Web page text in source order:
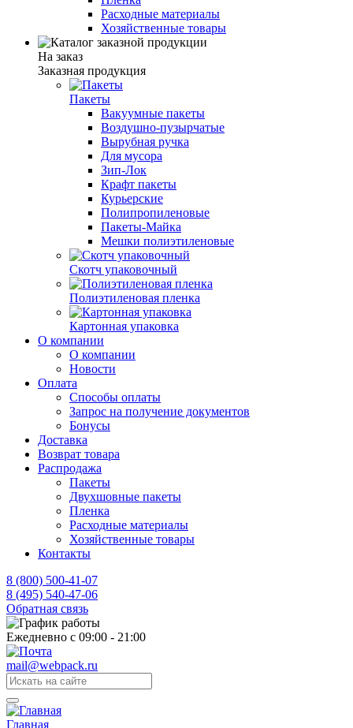
Расходные материалы
Хозяйственные товары
На заказ
Заказная продукция
Пакеты
Вакуумные пакеты
Воздушно-пузырчатые
Вырубная ручка
Для мусора
Зип-Лок
Крафт пакеты
Курьерские
Полипропиленовые
Пакеты-Майка
Мешки полиэтиленовые
Скотч упаковочный
Полиэтиленовая пленка
Картонная упаковка
О компании
О компании
Новости
Оплата
Способы оплаты
Запрос на получение документов
Бонусы
Доставка
Возврат товара
Распродажа
Пакеты
Двухшовные пакеты
Пленка
Расходные материалы
Хозяйственные товары
Контакты
8 (800) 500-41-07
8 (495) 540-47-06
Обратная связь
Ежедневно с 09:00 - 21:00
mail@webpack.ru
Главная